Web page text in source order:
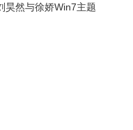
罗晋男神帅气街拍